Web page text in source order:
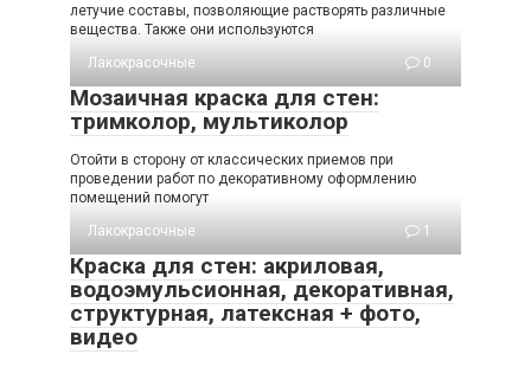
летучие составы, позволяющие растворять различные
вещества. Также они используются
Лакокрасочные
0
Мозаичная краска для стен:
тримколор, мультиколор
Отойти в сторону от классических приемов при
проведении работ по декоративному оформлению
помещений помогут
Лакокрасочные
1
Краска для стен: акриловая,
водоэмульсионная, декоративная,
структурная, латексная + фото,
видео